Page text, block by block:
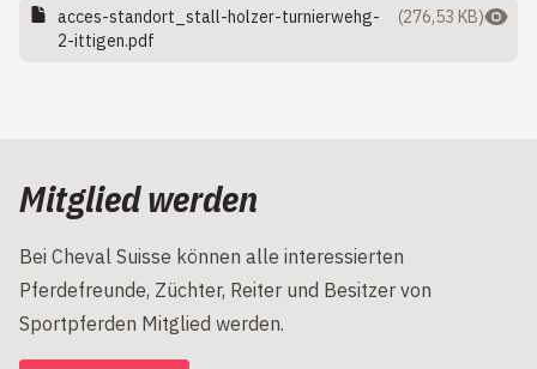
acces-standort_stall-holzer-turnierwehg-
2-ittigen.pdf
(276,53 KB)
Mitglied werden
Bei Cheval Suisse können alle interessierten
Pferdefreunde, Züchter, Reiter und Besitzer von
Sportpferden Mitglied werden.